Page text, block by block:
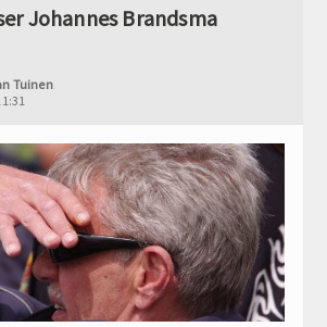
Johannes Brandsma
Tuinen